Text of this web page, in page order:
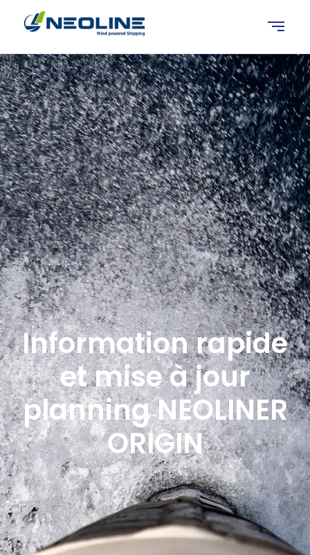
Information rapide
et mise à jour
planning NEOLINER
ORIGIN